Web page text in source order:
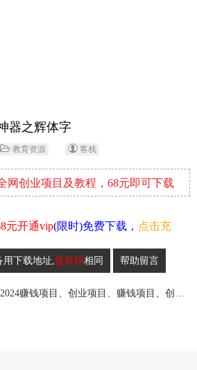
器之辉体字
教育资源 客栈
网创业项目及教程，68元即可下载
元开通vip(限时)免费下载， 点击充
用下载地址,提取码相同 帮助留言
玩锤子创业网是一个提供2024赚钱项目、创业项目、赚钱项目、创业赚钱教程、引流教程的创业网,欢迎来玩锤子创业网！